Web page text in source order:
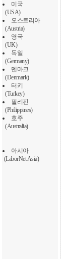
미국
(USA)
오스트리아
(Austria)
영국
(UK)
독일
(Germany)
덴마크
(Denmark)
터키
(Turkey)
필리핀
(Philippines)
호주
(Australia)
아시아
(LaborNet Asia)